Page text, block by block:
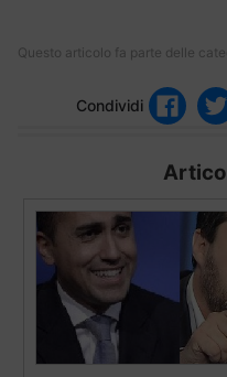
Questo articolo fa parte delle
Condividi